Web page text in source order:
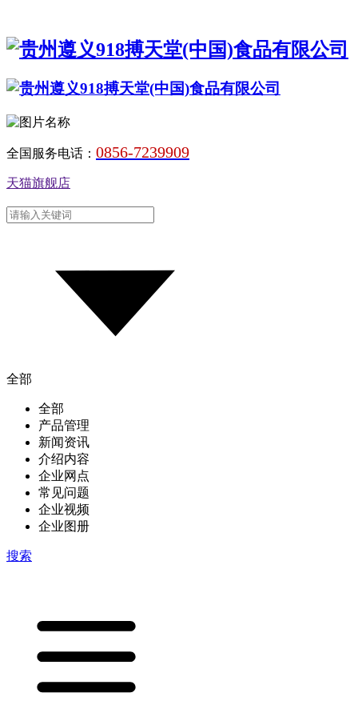
全国服务电话： 0856-7239909
天猫旗舰店
全部
全部
产品管理
新闻资讯
介绍内容
企业网点
常见问题
企业视频
企业图册
搜索